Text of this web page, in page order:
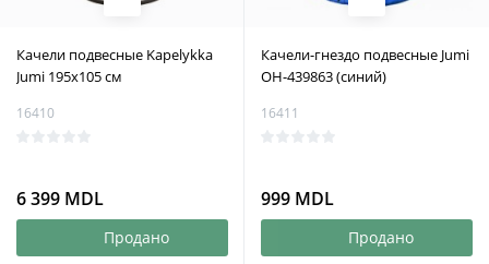
Качели подвесные Kapelykka
Jumi 195x105 см
16410
6 399 MDL
Продано
Качели-гнездо подвесные Jumi
OH-439863 (синий)
16411
999 MDL
Продано